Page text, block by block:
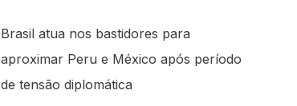
Brasil atua nos bastidores para
aproximar Peru e México após período
de tensão diplomática